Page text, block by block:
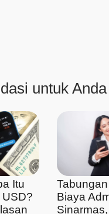
untuk Anda
Itu
Biaya